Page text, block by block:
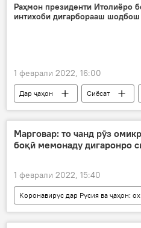
Раҳмон президенти Итолиёро
интихоби дигарборааш шодбош
1 феврали 2022, 16:00
Дар ҷаҳон Сиёсат
Эмомалӣ Раҳмон
шодбош
Итолиё
Марговар: то чанд рӯз
боқӣ мемонаду дигаронро
1 феврали 2022, 15:40
Тандурустӣ
пизишк